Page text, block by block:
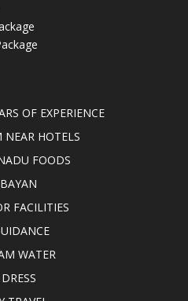
OF EXPERIENCE
NEAR HOTELS
FOODS
FACILITIES
WATER